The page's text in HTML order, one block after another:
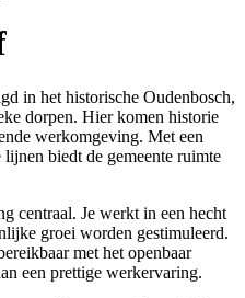
in het historische Oudenbosch,
dorpen. Hier komen historie
werkomgeving. Met een
biedt de gemeente ruimte
centraal. Je werkt in een hecht
groei worden gestimuleerd.
met het openbaar
een prettige werkervaring.